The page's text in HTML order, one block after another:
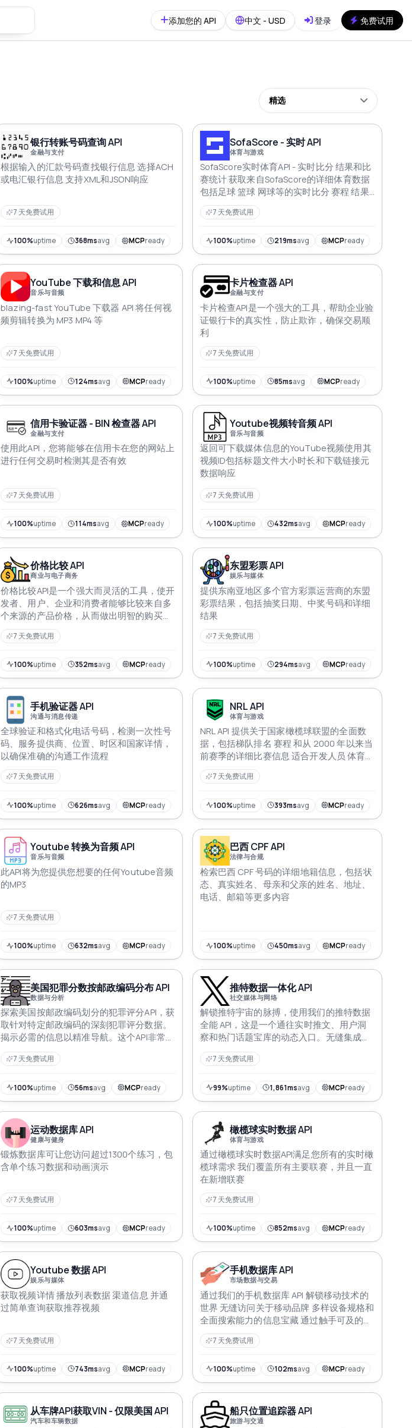
添加您的 API 中文 - USD 登录 免费试用
精选
银行转账号码查询 API
金融与支付
根据输入的汇款号码查找银行信息 选择ACH
或电汇银行信息 支持XML和JSON响应
7 天免费试用
100%uptime 368msavg MCPready
SofaScore - 实时 API
体育与游戏
SofaScore实时体育API - 实时比分 结果和比
赛统计 获取来自SofaScore的详细体育数据
包括足球 篮球 网球等的实时比分 赛程 结果
和统计
7 天免费试用
100%uptime 219msavg MCPready
YouTube 下载和信息 API
音乐与音频
blazing-fast YouTube 下载器 API 将任何视
频剪辑转换为 MP3 MP4 等
7 天免费试用
100%uptime 124msavg MCPready
卡片检查器 API
金融与支付
卡片检查API是一个强大的工具，帮助企业验
证银行卡的真实性，防止欺诈，确保交易顺
利
7 天免费试用
100%uptime 85msavg MCPready
信用卡验证器 - BIN 检查器 API
金融与支付
使用此API，您将能够在信用卡在您的网站上
进行任何交易时检测其是否有效
7 天免费试用
100%uptime 114msavg MCPready
Youtube视频转音频 API
音乐与音频
返回可下载媒体信息的YouTube视频使用其
视频ID包括标题文件大小时长和下载链接元
数据响应
7 天免费试用
100%uptime 432msavg MCPready
价格比较 API
商业与电子商务
价格比较API是一个强大而灵活的工具，使开
发者、用户、企业和消费者能够比较来自多
个来源的产品价格，从而做出明智的购买决
策并增强电子商务体验
7 天免费试用
100%uptime 352msavg MCPready
东盟彩票 API
娱乐与媒体
提供东南亚地区多个官方彩票运营商的东盟
彩票结果，包括抽奖日期、中奖号码和详细
结果
7 天免费试用
100%uptime 294msavg MCPready
手机验证器 API
沟通与消息传递
全球验证和格式化电话号码，检测一次性号
码、服务提供商、位置、时区和国家详情，
以确保准确的沟通工作流程
7 天免费试用
100%uptime 626msavg MCPready
NRL API
体育与游戏
NRL API 提供关于国家橄榄球联盟的全面数
据，包括梯队排名 赛程 和从 2000 年以来当
前赛季的详细比赛信息 适合开发人员 体育分
析师 和希望获取历史及最新 NRL 数据的爱好
者 7 天免费试用
100%uptime 393msavg MCPready
Youtube 转换为音频 API
音乐与音频
此API将为您提供您想要的任何Youtube音频
的MP3
7 天免费试用
100%uptime 632msavg MCPready
巴西 CPF API
法律与合规
检索巴西 CPF 号码的详细地籍信息，包括状
态、真实姓名、母亲和父亲的姓名、地址、
电话、邮箱等更多内容
100%uptime 450msavg MCPready
美国犯罪分数按邮政编码分布 API
数据与分析
探索美国按邮政编码划分的犯罪评分API，获
取针对特定邮政编码的深刻犯罪评分数据。
揭示必需的信息以精准导航。这个API非常适
合结构化分析，能够与美国邮政编码无缝集
成，为理解和应对区域犯罪动态提供战略方
7 天免费试用
100%uptime 56msavg MCPready
推特数据一体化 API
社交媒体与网络
解锁推特宇宙的脉搏，使用我们的推特数据
全能 API，这是一个通往实时推文、用户洞
察和热门话题宝库的动态入口。无缝集成、
分析和可视化推特的脉动，让您的应用程序
以单一的全面解决方案赋予全球对话的脉
7 天免费试用
99%uptime 1,861msavg MCPready
运动数据库 API
健康与健身
锻炼数据库可让您访问超过1300个练习，包
含单个练习数据和动画演示
7 天免费试用
100%uptime 603msavg MCPready
橄榄球实时数据 API
体育与游戏
通过橄榄球实时数据API满足您所有的实时橄
榄球需求 我们覆盖所有主要联赛，并且一直
在新增联赛
7 天免费试用
100%uptime 852msavg MCPready
Youtube 数据 API
娱乐与媒体
获取视频详情 播放列表数据 渠道信息 并通
过简单查询获取推荐视频
7 天免费试用
100%uptime 743msavg MCPready
手机数据库 API
市场数据与交易
通过我们的手机数据库 API 解锁移动技术的
世界 无缝访问关于移动品牌 多样设备规格和
全面搜索能力的信息宝藏 通过触手可及的
RESTful 端点 深入了解尖端设备的世界 将您
的应用或平台带上移动创新的新高度
7 天免费试用
100%uptime 102msavg MCPready
从车牌API获取VIN - 仅限美国 API
汽车和车辆数据
船只位置追踪器 API
旅游与交通